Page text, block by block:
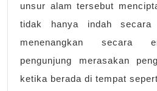
unsur alam tersebut
tidak hanya indah
menenangkan secara
pengunjung merasakan
ketika berada di tempat